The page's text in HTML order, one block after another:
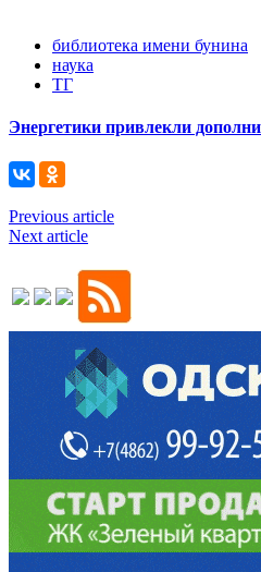
библиотека имени бунина
наука
ТГ
Энергетики привлекли
Previous article
Next article